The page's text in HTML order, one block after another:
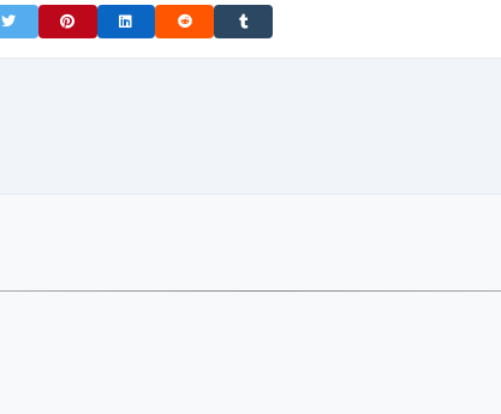
Facebook
Share on TwitterShare on Pinterest
Share on LinkedIn
Share on RedditShare on Tumblr